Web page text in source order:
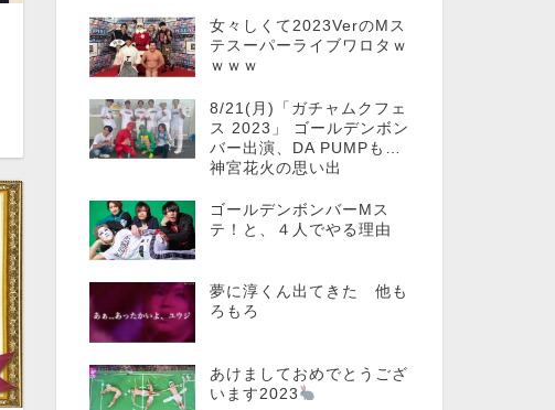
女々しくて2023VerのMス
テスーパーライブワロタｗ
ｗｗｗ
8/21(月)「ガチャムクフェ
ス 2023」 ゴールデンボン
バー出演、DA PUMPも…
神宮花火の思い出
ゴールデンボンバーMス
テ！と、４人でやる理由
夢に淳くん出てきた 他も
ろもろ
あけましておめでとうござ
います2023